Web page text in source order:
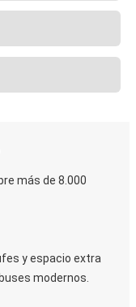
más de 8.000
y espacio extra
modernos.